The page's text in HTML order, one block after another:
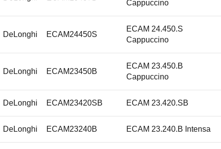
Cappuccino
DeLonghi ECAM24450S
ECAM 24.450.S
Cappuccino
DeLonghi ECAM23450B
ECAM 23.450.B
Cappuccino
DeLonghi ECAM23420SB ECAM 23.420.SB
DeLonghi ECAM23240B ECAM 23.240.B Intensa